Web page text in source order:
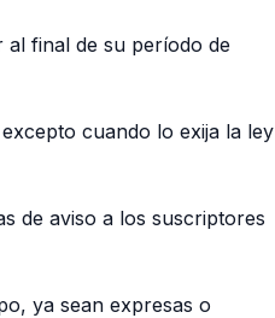
final de su período de
cuando lo exija la ley
de aviso a los suscriptores
ya sean expresas o